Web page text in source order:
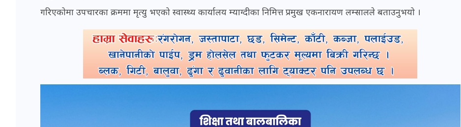
गरिएकोमा उपचारका क्रममा मृत्यु भएको स्वास्थ्य कार्यालय म्याग्दीका निमित्त प्रमुख एकनारायण लम्सालले बताउनुभयो ।